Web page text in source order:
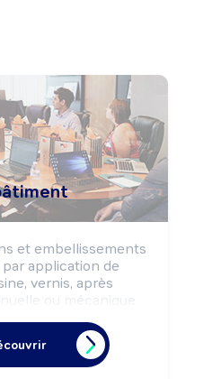
et embellissements
application de
vernis, après
ou mécanique
peints, tissus...).
de sol
...), des vitres, ...